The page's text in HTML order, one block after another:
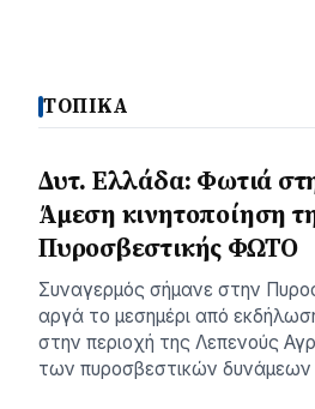
ΤΟΠΙΚΑ
Δυτ. Ελλάδα: Φωτιά
Άμεση κινητοποίηση
Πυροσβεστικής ΦΩΤΟ
Συναγερμός σήμανε στην
αργά το μεσημέρι από
στην περιοχή της Λεπενούς
των πυροσβεστικών δυνάμεων